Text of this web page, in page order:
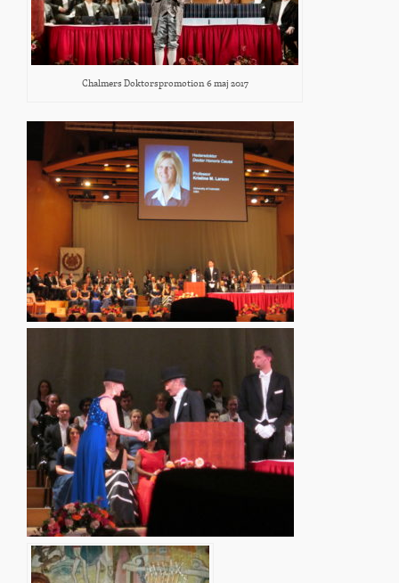
Chalmers Doktorspromotion 6 maj 2017